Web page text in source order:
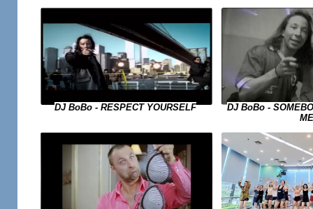
DJ BoBo - RESPECT YOURSELF
DJ BoBo -
ME